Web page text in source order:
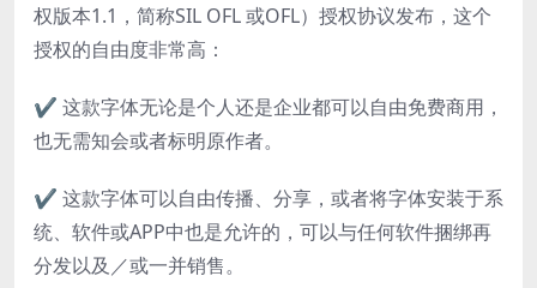
权版本1.1，简称SIL OFL 或OFL）授权协议发布，这个
授权的自由度非常高：
✔ 这款字体无论是个人还是企业都可以自由免费商用，
也无需知会或者标明原作者。
✔ 这款字体可以自由传播、分享，或者将字体安装于系
统、软件或APP中也是允许的，可以与任何软件捆绑再
分发以及／或一并销售。